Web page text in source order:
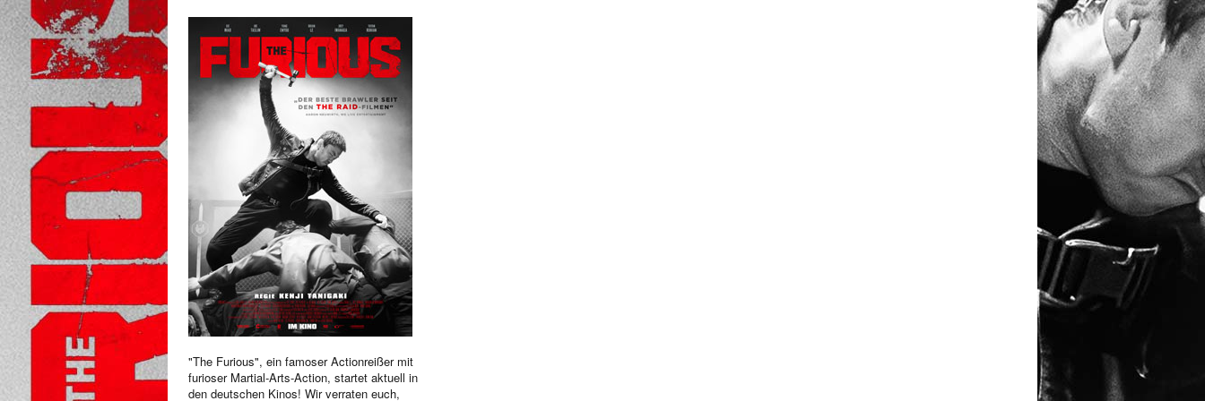
"The Furious", ein famoser Actionreißer mit
furioser Martial-Arts-Action, startet aktuell in
den deutschen Kinos! Wir verraten euch,